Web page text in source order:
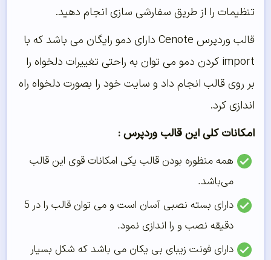
تنظیمات را از طریق سفارشی سازی انجام دهید.
قالب وردپرس Cenote دارای دمو رایگان می باشد که با
import کردن دمو می توان به راحتی تغییرات دلخواه را
بر روی قالب انجام داد و سایت خود را بصورت دلخواه راه
اندازی کرد.
امکانات کلی این قالب وردپرس :
همه منظوره بودن قالب یکی امکانات قوی این قالب
می‌باشد.
دارای بسته نصبی آسان است و می توان قالب را در 5
دقیقه نصب و را اندازی نمود.
دارای فونت زیبای بی یکان می باشد که شکل بسیار